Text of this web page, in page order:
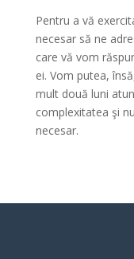
Pentru a vă
necesar să ne
care vă vom
ei. Vom putea,
mult două luni
complexitatea şi
necesar.